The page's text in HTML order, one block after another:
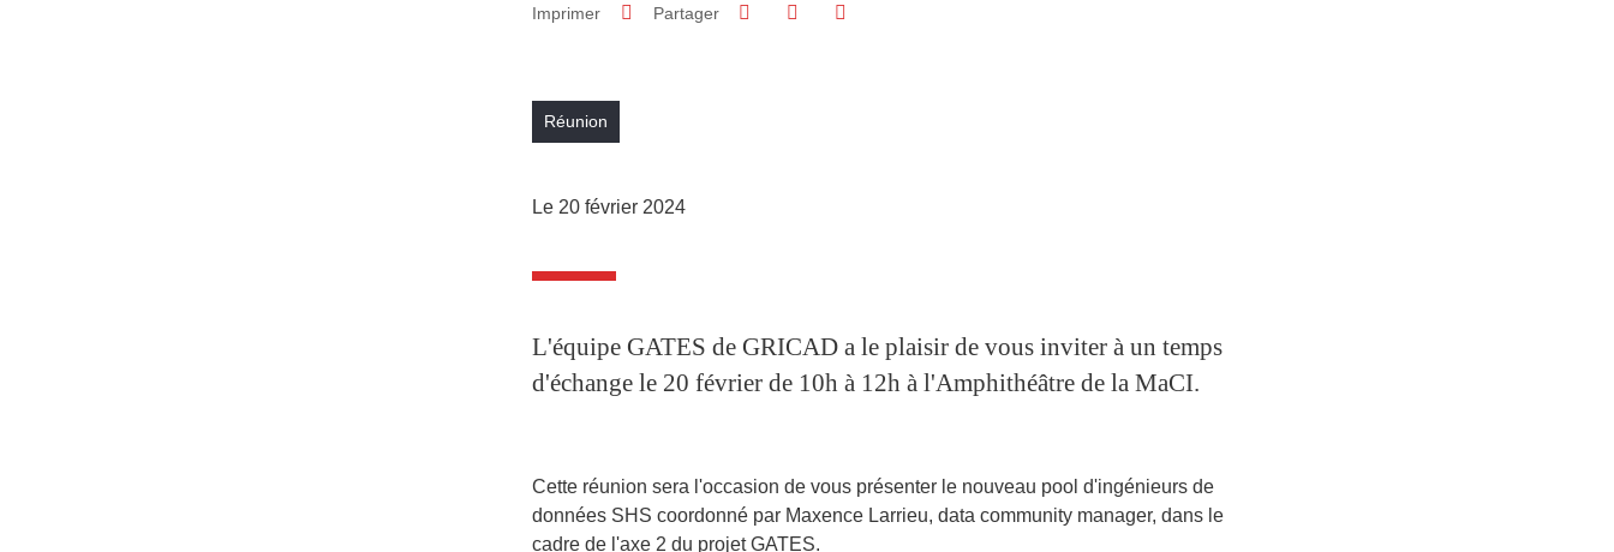
Imprimer Partager Partager sur Facebook
Partager sur LinkedIn
Réunion
Le 20 février 2024
L'équipe GATES de GRICAD a le plaisir de vous inviter à un temps
d'échange le 20 février de 10h à 12h à l'Amphithéâtre de la MaCI.
Cette réunion sera l'occasion de vous présenter le nouveau pool d'ingénieurs de
données SHS coordonné par Maxence Larrieu, data community manager, dans le
cadre de l'axe 2 du projet GATES.